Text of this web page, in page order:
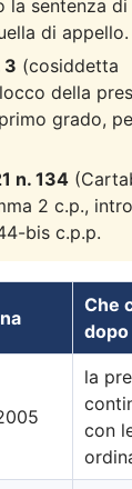
la sentenza
di appello.
3 (cosiddetta
della
grado,
n. 134
2 c.p.,
bis c.p.p.
Che
la
con